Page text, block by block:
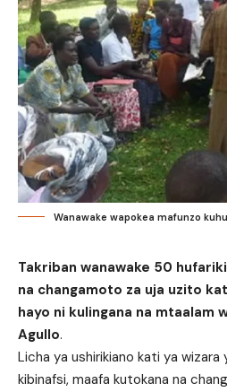
Wanawake wapokea mafunzo
Takriban wanawake 50
na changamoto za uja uzito
hayo ni kulingana na mtaalam
Agullo.
Licha ya ushirikiano kati ya wizara
kibinafsi, maafa kutokana na